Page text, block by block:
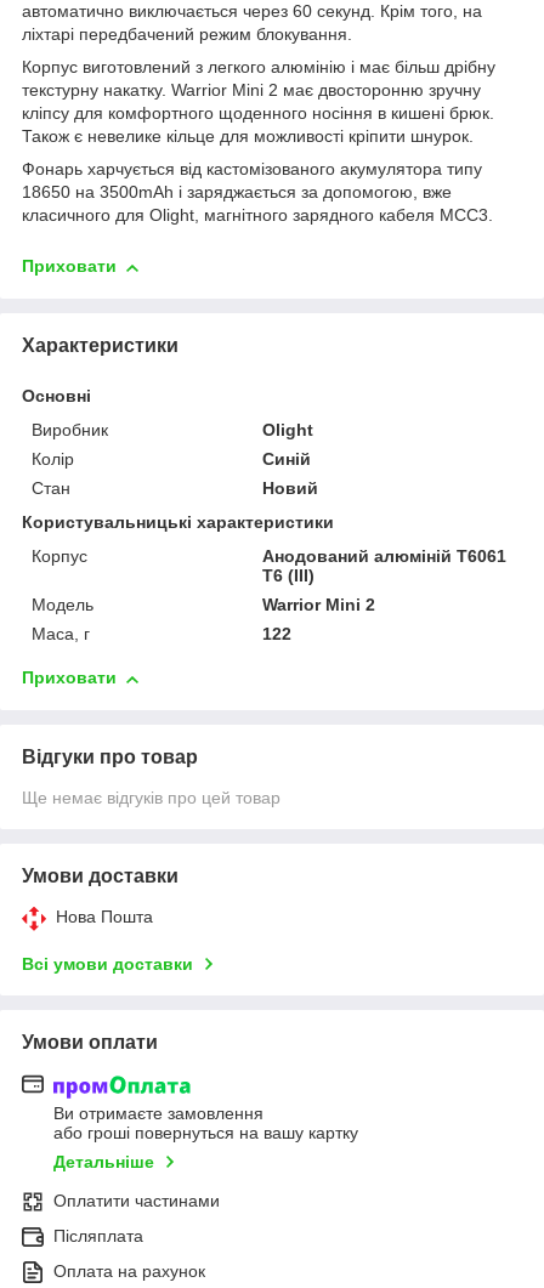
автоматично виключається через 60 секунд. Крім того, на
ліхтарі передбачений режим блокування.
Корпус виготовлений з легкого алюмінію і має більш дрібну
текстурну накатку. Warrior Mini 2 має двосторонню зручну
кліпсу для комфортного щоденного носіння в кишені брюк.
Також є невелике кільце для можливості кріпити шнурок.
Фонарь харчується від кастомізованого акумулятора типу
18650 на 3500mAh і заряджається за допомогою, вже
класичного для Olight, магнітного зарядного кабеля MCC3.
Приховати
Характеристики
Основні
Виробник
Olight
Колір
Синій
Стан
Новий
Користувальницькі характеристики
Корпус
Анодований алюміній T6061
T6 (III)
Мoдель
Warrior Mini 2
Маса, г
122
Приховати
Відгуки про товар
Ще немає відгуків про цей товар
Умови доставки
Нова Пошта
Всі умови доставки
Умови оплати
Ви отримаєте замовлення
або гроші повернуться на вашу картку
Детальніше
Оплатити частинами
Післяплата
Оплата на рахунок